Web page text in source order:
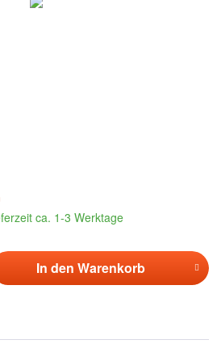
ca. 1-3 Werktage
In den Warenkorb